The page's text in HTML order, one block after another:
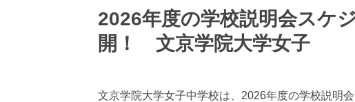
2026年度の学校説明会スケ
開！ 文京学院大学女子
文京学院大学女子中学校は、2026年度の学校説明